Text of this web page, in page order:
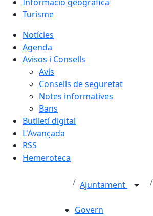
Turisme
Notícies
Agenda
Avisos i Consells
Avís
Consells de seguretat
Notes informatives
Bans
Butlletí digital
L'Avançada
RSS
Hemeroteca
Ajuntament
Govern